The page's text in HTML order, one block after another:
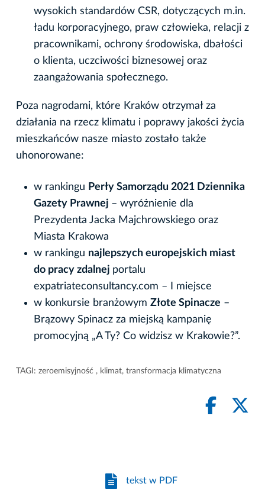
wysokich standardów CSR, dotyczących m.in.
ładu korporacyjnego, praw człowieka, relacji z
pracownikami, ochrony środowiska, dbałości
o klienta, uczciwości biznesowej oraz
zaangażowania społecznego.
Poza nagrodami, które Kraków otrzymał za
działania na rzecz klimatu i poprawy jakości życia
mieszkańców nasze miasto zostało także
uhonorowane:
w rankingu Perły Samorządu 2021 Dziennika
Gazety Prawnej – wyróżnienie dla
Prezydenta Jacka Majchrowskiego oraz
Miasta Krakowa
w rankingu najlepszych europejskich miast
do pracy zdalnej portalu
expatriateconsultancy.com – I miejsce
w konkursie branżowym Złote Spinacze –
Brązowy Spinacz za miejską kampanię
promocyjną „A Ty? Co widzisz w Krakowie?”.
TAGI: zeroemisyjność , klimat, transformacja klimatyczna
tekst w PDF